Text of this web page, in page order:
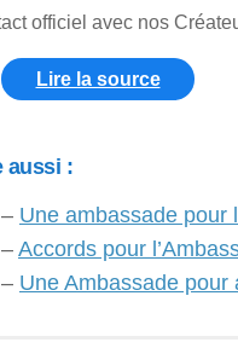
officiel avec nos
Lire la source
aussi :
– Une ambassade pour
– Accords pour
– Une Ambassade pour